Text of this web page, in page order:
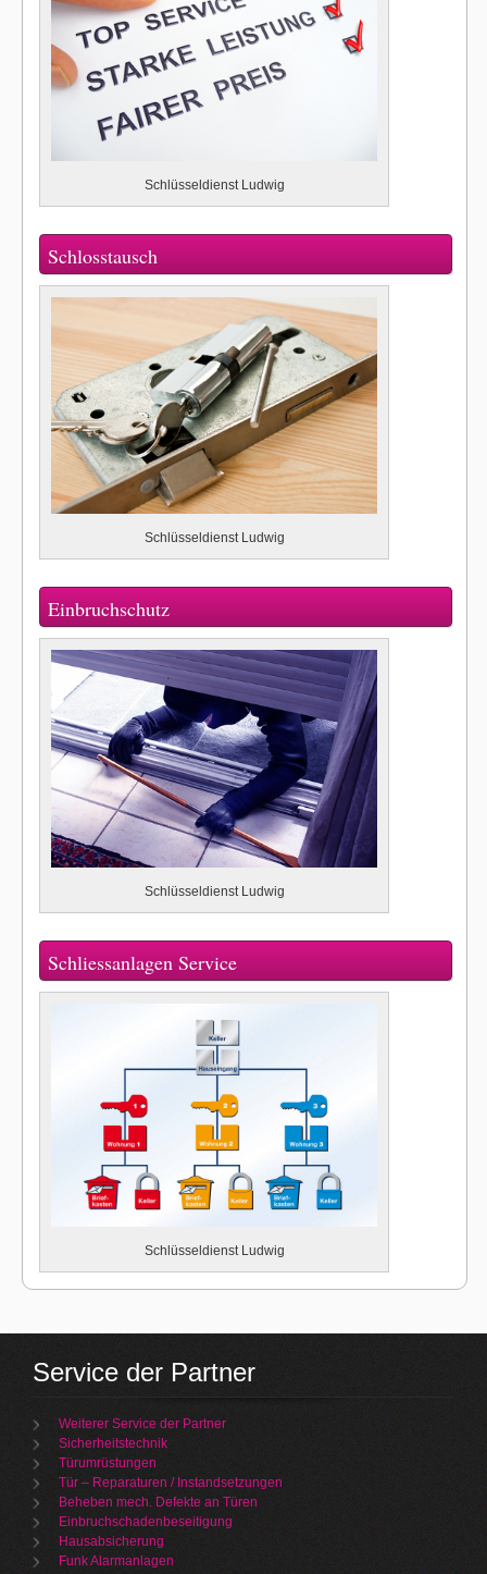
Schlüsseldienst Ludwig
Schlosstausch
Schlüsseldienst Ludwig
Einbruchschutz
Schlüsseldienst Ludwig
Schliessanlagen Service
Schlüsseldienst Ludwig
Service der Partner
Weiterer Service der Partner
Sicherheitstechnik
Türumrüstungen
Tür – Reparaturen / Instandsetzungen
Beheben mech. Defekte an Türen
Einbruchschadenbeseitigung
Hausabsicherung
Funk Alarmanlagen